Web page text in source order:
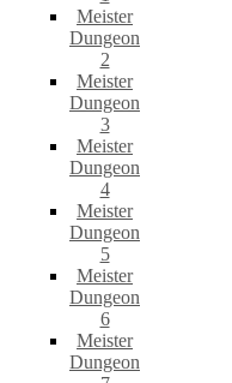
Meister
Dungeon
2
Meister
Dungeon
3
Meister
Dungeon
4
Meister
Dungeon
5
Meister
Dungeon
6
Meister
Dungeon